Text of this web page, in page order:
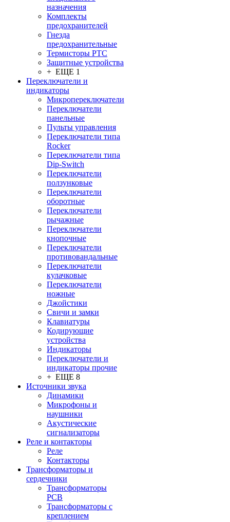
назначения
Комплекты
предохранителей
Гнезда
предохранительные
Термисторы PTC
Защитные устройства
+ ЕЩЕ 1
Переключатели и
индикаторы
Микропереключатели
Переключатели
панельные
Пульты управления
Переключатели типа
Rocker
Переключатели типа
Dip-Switch
Переключатели
ползунковые
Переключатели
оборотные
Переключатели
рычажные
Переключатели
кнопочные
Переключатели
противовандальные
Переключатели
кулачковые
Переключатели
ножные
Джойстики
Свичи и замки
Клавиатуры
Кодирующие
устройства
Индикаторы
Переключатели и
индикаторы прочие
+ ЕЩЕ 8
Источники звука
Динамики
Микрофоны и
наушники
Акустические
сигнализаторы
Реле и контакторы
Реле
Контакторы
Трансформаторы и
сердечники
Трансформаторы
PCB
Трансформаторы с
креплением